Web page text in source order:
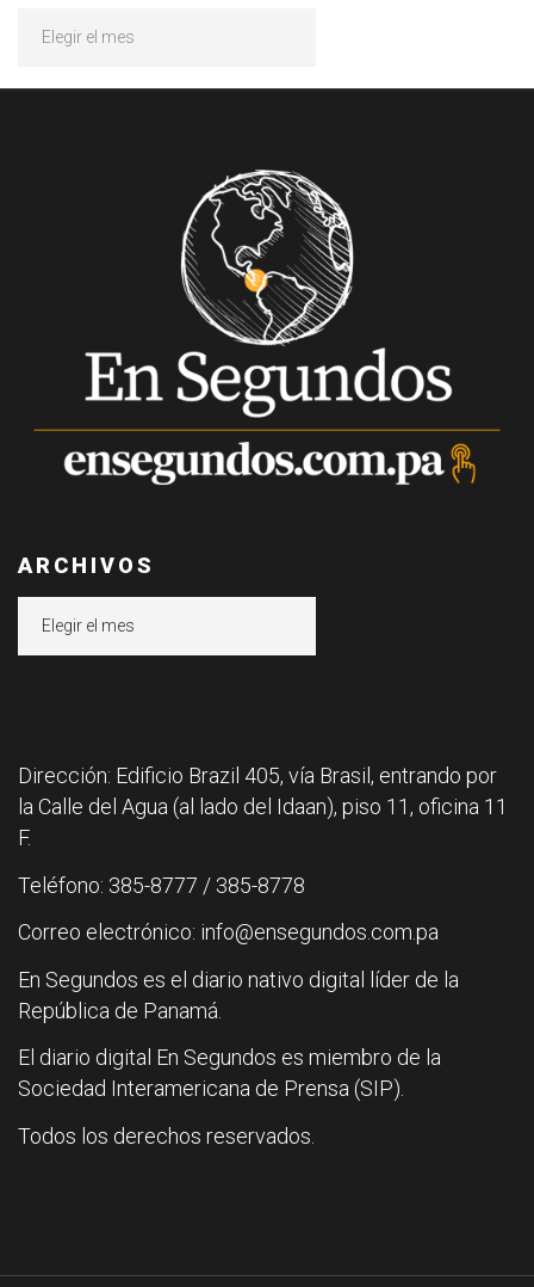
ARCHIVOS
Dirección: Edificio Brazil 405, vía Brasil, entrando por
la Calle del Agua (al lado del Idaan), piso 11, oficina 11
F.
Teléfono: 385-8777 / 385-8778
Correo electrónico: info@ensegundos.com.pa
En Segundos es el diario nativo digital líder de la
República de Panamá.
El diario digital En Segundos es miembro de la
Sociedad Interamericana de Prensa (SIP).
Todos los derechos reservados.